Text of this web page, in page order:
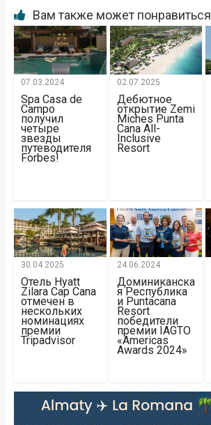
Вам также может понравиться
07.03.2024
Spa Casa de
Campo
получил
четыре
звезды
путеводителя
Forbes!
02.07.2025
Дебютное
открытие Zemi
Miches Punta
Cana All-
Inclusive
Resort
30.04.2025
Отель Hyatt
Zilara Cap Cana
отмечен в
нескольких
номинациях
премии
Tripadvisor
24.06.2024
Доминиканска
я Республика
и Puntacana
Resort
победители
премии IAGTO
«Americas
Awards 2024»